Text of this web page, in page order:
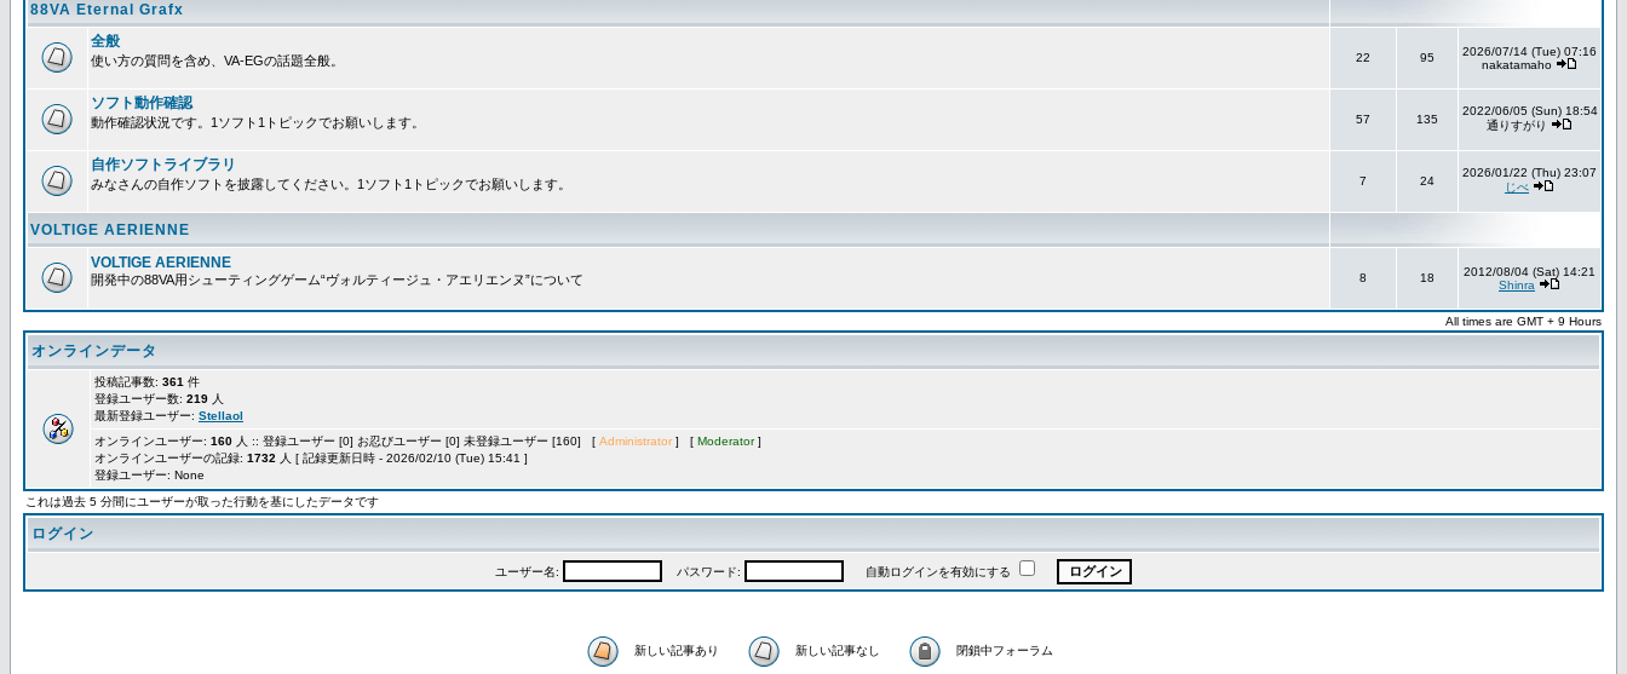
88VA Eternal Grafx
全般
使い方の質問を含め、VA-EGの話題全般。 22 95
2026/07/14 (Tue) 07:16
nakatamaho
ソフト動作確認
動作確認状況です。1ソフト1トピックでお願いします。 57 135
2022/06/05 (Sun) 18:54
通りすがり
自作ソフトライブラリ
みなさんの自作ソフトを披露してください。1ソフト1トピックでお願いします。 7 24
2026/01/22 (Thu) 23:07
じべ
VOLTIGE AERIENNE
VOLTIGE AERIENNE
開発中の88VA用シューティングゲーム“ヴォルティージュ・アエリエンヌ”について 8 18
2012/08/04 (Sat) 14:21
Shinra
All times are GMT + 9 Hours
オンラインデータ
投稿記事数: 361 件
登録ユーザー数: 219 人
最新登録ユーザー: Stellaol
オンラインユーザー: 160 人 :: 登録ユーザー [0] お忍びユーザー [0] 未登録ユーザー [160] [ Administrator ] [ Moderator]
オンラインユーザーの記録: 1732 人 [ 記録更新日時 - 2026/02/10 (Tue) 15:41 ]
登録ユーザー: None
これは過去 5 分間にユーザーが取った行動を基にしたデータです
ログイン
ユーザー名: パスワード: 自動ログインを有効にする
新しい記事あり 新しい記事なし 閉鎖中フォーラム